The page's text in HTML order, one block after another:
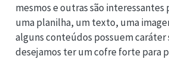
mesmos e outras são interessantes
uma planilha, um texto, uma
alguns conteúdos possuem caráter
desejamos ter um cofre forte para